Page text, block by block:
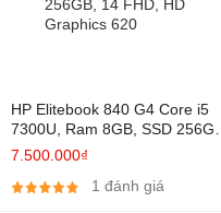
HP Elitebook 840 G4 Core i5
7300U, Ram 8GB, SSD 256GB,
14 FHD, HD Graphics 620
7.500.000₫
1 đánh giá